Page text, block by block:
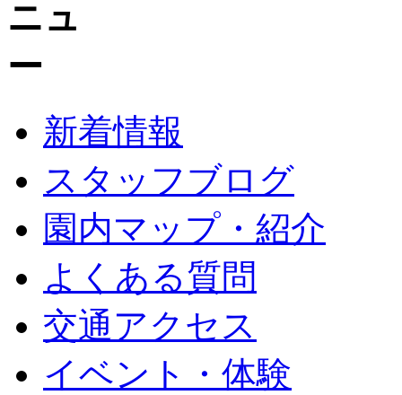
新着情報
スタッフブログ
園内マップ・紹介
よくある質問
交通アクセス
イベント・体験